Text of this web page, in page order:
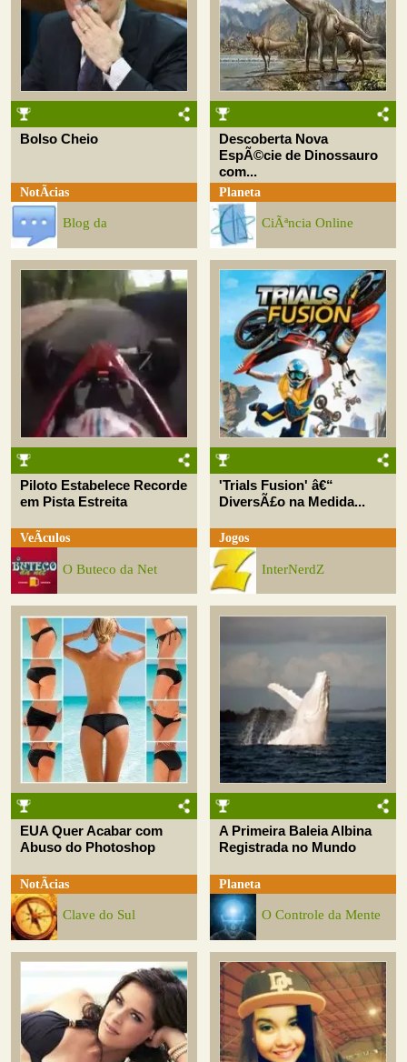
Bolso Cheio
NotÃ­cias
Blog da
Descoberta Nova
EspÃ©cie de Dinossauro
com...
Planeta
CiÃªncia Online
Piloto Estabelece Recorde
em Pista Estreita
VeÃ­culos
O Buteco da Net
'Trials Fusion' â€“
DiversÃ£o na Medida...
Jogos
InterNerdZ
EUA Quer Acabar com
Abuso do Photoshop
NotÃ­cias
Clave do Sul
A Primeira Baleia Albina
Registrada no Mundo
Planeta
O Controle da Mente